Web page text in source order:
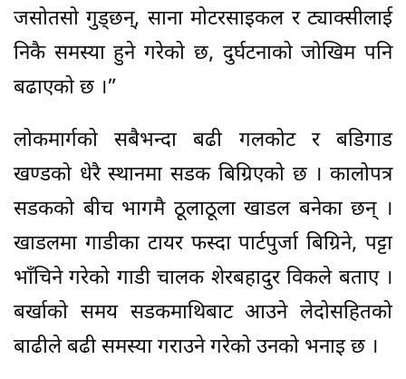
जसोतसो गुड्छन्, साना मोटरसाइकल र ट्याक्सीलाई
निकै समस्या हुने गरेको छ, दुर्घटनाको जोखिम पनि
बढाएको छ ।”
लोकमार्गको सबैभन्दा बढी गलकोट र बडिगाड
खण्डको धेरै स्थानमा सडक बिग्रिएको छ । कालोपत्र
सडकको बीच भागमै ठूलाठूला खाडल बनेका छन् ।
खाडलमा गाडीका टायर फस्दा पार्टपुर्जा बिग्रिने, पट्टा
भाँचिने गरेको गाडी चालक शेरबहादुर विकले बताए ।
बर्खाको समय सडकमाथिबाट आउने लेदोसहितको
बाढीले बढी समस्या गराउने गरेको उनको भनाइ छ ।